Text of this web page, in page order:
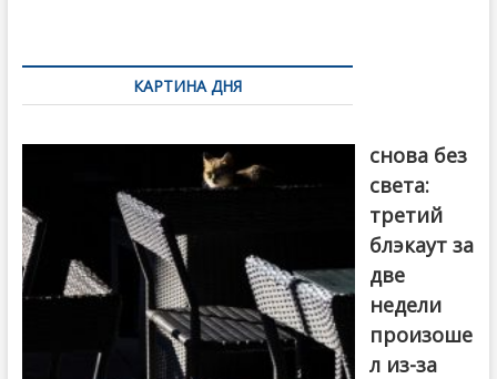
по
записямКАРТИНА ДНЯ
снова без
света:
третий
блэкаут за
две
недели
произоше
л из-за